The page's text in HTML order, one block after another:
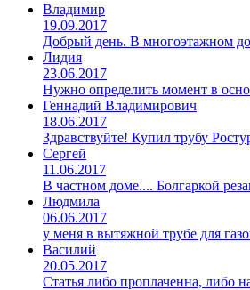
Владимир
19.09.2017
Добрый день. В многоэтажном
Лидия
23.06.2017
Нужно определить момент в
Геннадий Владимирович
18.06.2017
Здравствуйте! Купил трубу
Сергей
11.06.2017
В частном доме.... Болгаркой
Людмила
06.06.2017
у меня в вытяжной трубе для
Василий
20.05.2017
Статья либо проплаченна, либо